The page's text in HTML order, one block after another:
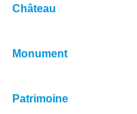
Château
Monument
Patrimoine